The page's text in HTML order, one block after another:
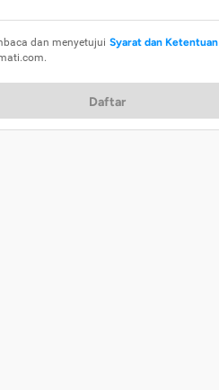
dan menyetujui Syarat dan Ketentuan
Daftar